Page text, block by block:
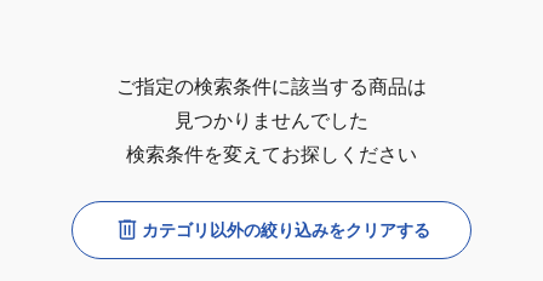
ご指定の検索条件に該当する商品は
見つかりませんでした
検索条件を変えてお探しください
カテゴリ以外の絞り込みをクリアする